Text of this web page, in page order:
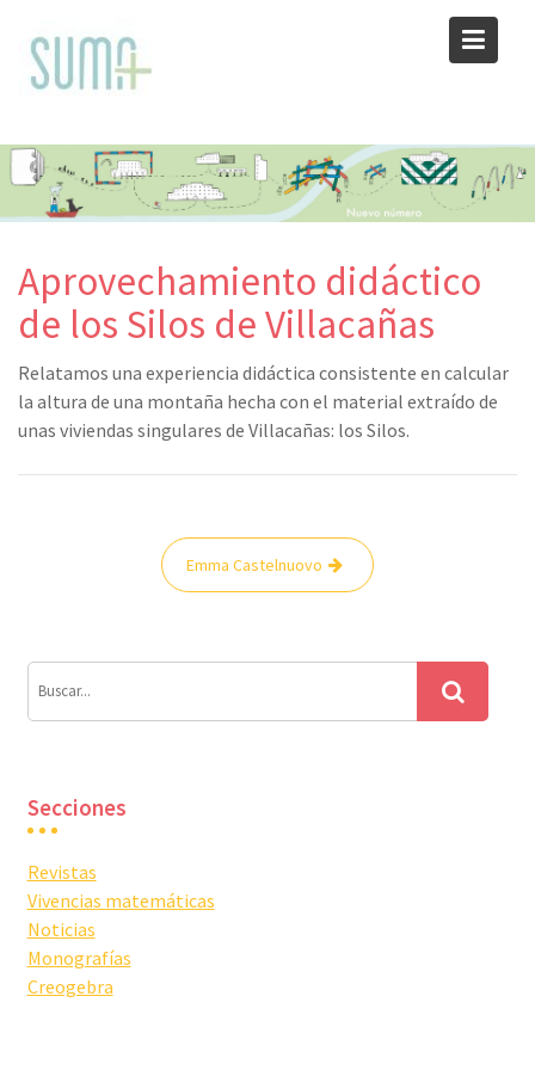
content
Aprovechamiento didáctico
de los Silos de Villacañas
Relatamos una experiencia didáctica consistente en calcular
la altura de una montaña hecha con el material extraído de
unas viviendas singulares de Villacañas: los Silos.
Navegación
Emma Castelnuovo
Secciones
Revistas
Vivencias matemáticas
Noticias
Monografías
Creogebra